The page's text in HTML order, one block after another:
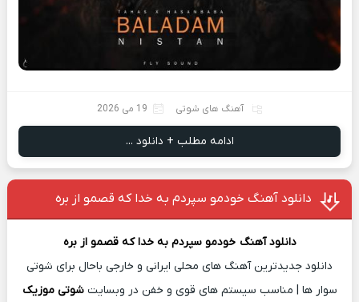
آهنگ های شوتی 19 می 2026
ادامه مطلب + دانلود ...
دانلود آهنگ خودمو سپردم به خدا که قصمو از بره
دانلود آهنگ خودمو سپردم به خدا که قصمو از بره
دانلود جدیدترین آهنگ های محلی ایرانی و خارجی باحال برای شوتی
سوار ها | مناسب سیستم های قوی و خفن در وبسایتشوتی موزیک